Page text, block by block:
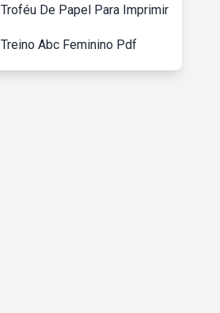
Troféu De Papel Para Imprimir
Treino Abc Feminino Pdf